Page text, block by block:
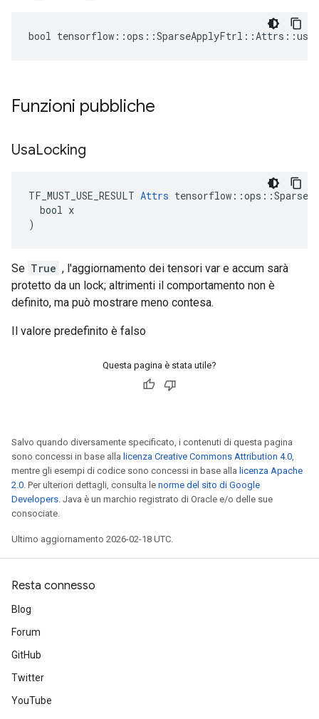
bool
Funzioni pubbliche
UsaLocking
TF_MUST_USE_RESULT Attrs
  bool x
)
Se True , l'aggiornamento dei tensori var e accum sarà
protetto da un lock; altrimenti il ​​comportamento non è
definito, ma può mostrare meno contesa.
Il valore predefinito è falso
Questa pagina è stata utile?
Salvo quando diversamente specificato, i contenuti di questa pagina
sono concessi in base alla licenza Creative Commons Attribution 4.0,
mentre gli esempi di codice sono concessi in base alla licenza Apache
2.0. Per ulteriori dettagli, consulta le norme del sito di Google
Developers. Java è un marchio registrato di Oracle e/o delle sue
consociate.
Ultimo aggiornamento 2026-02-18 UTC.
Resta connesso
Blog
Forum
GitHub
Twitter
YouTube